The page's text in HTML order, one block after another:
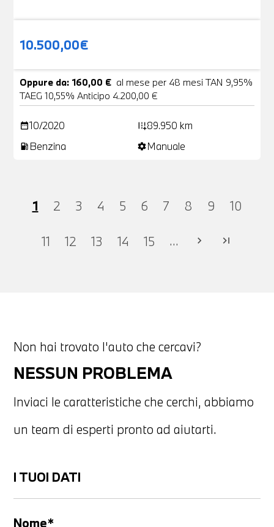
10.500,00€
Oppure da: 160,00 € al mese per 48 mesi TAN 9,95%
TAEG 10,55% Anticipo 4.200,00 €
date_range10/2020 add_road89.950 km
local_gas_station Benzina settingsManuale
1 2 3 4 5 6 7 8 9 10
11 12 13 14 15 ... chevron_right last_page
Non hai trovato l'auto che cercavi?
NESSUN PROBLEMA
Inviaci le caratteristiche che cerchi, abbiamo
un team di esperti pronto ad aiutarti.
I TUOI DATI
Nome*